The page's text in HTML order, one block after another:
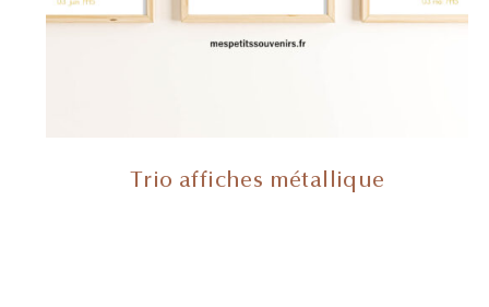
Trio affiches métallique